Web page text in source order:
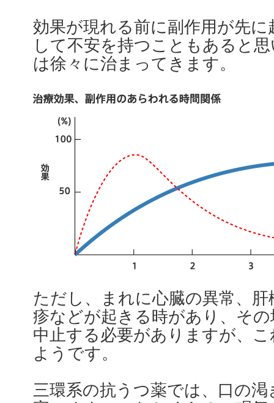
効果が現れる前に副作用が先
して不安を持つこともあると
は徐々に治まってきます。
ただし、まれに心臓の異常、肝
疹などが起きる時があり、そ
中止する必要がありますが、
ようです。
三環系の抗うつ薬では、口の渇